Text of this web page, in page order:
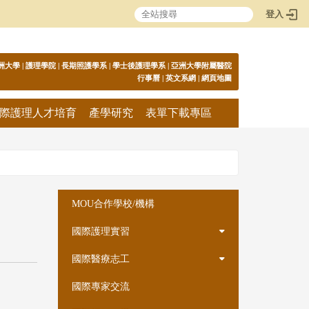
登入
:::
大學 | 護理學院 | 長期照護學系 | 學士後護理學系 | 亞洲大學附屬醫院
行事曆 | 英文系網 | 網頁地圖
護理人才培育 產學研究 表單下載專區
MOU合作學校/機構
國際護理實習
國際醫療志工
國際專家交流